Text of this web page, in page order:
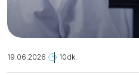
19.06.2026 10dk.